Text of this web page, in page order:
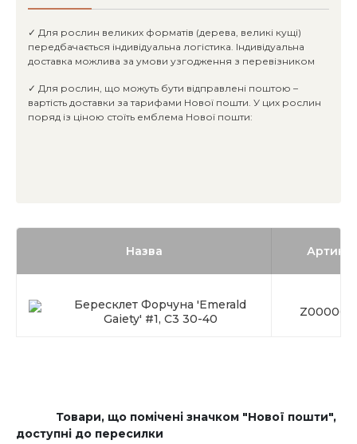
✓ Для рослин великих форматів (дерева, великі кущі)
передбачається індивідуальна логістика. Індивідуальна
доставка можлива за умови узгодження з перевізником
✓ Для рослин, що можуть бути відправлені поштою –
вартість доставки за тарифами Нової пошти. У цих рослин
поряд із ціною стоїть емблема Нової пошти:
Назва
Бересклет Форчуна 'Emerald
Gaiety' #1, C3 30-40
Товари, що помічені значком "Нової пошти",
доступні до пересилки